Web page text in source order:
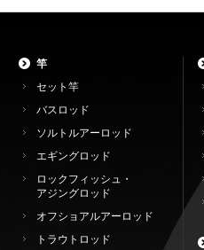
竿
セット竿
バスロッド
ソルトルアーロッド
エギングロッド
ロックフィッシュ・
アジングロッド
オフショアルアーロッド
トラウトロッド